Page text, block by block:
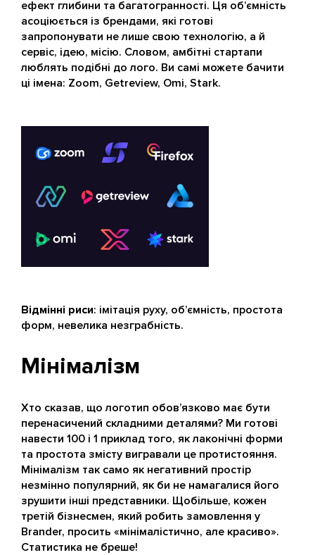
ефект глибини та багатогранності. Ця об’ємність
асоціюється із брендами, які готові
запропонувати не лише свою технологію, а й
сервіс, ідею, місію. Словом, амбітні стартапи
люблять подібні до лого. Ви самі можете бачити
ці імена: Zoom, Getreview, Omi, Stark.
Відмінні риси: імітація руху, об’ємність, простота
форм, невелика незграбність.
Мінімалізм
Хто сказав, що логотип обов’язково має бути
перенасичений складними деталями? Ми готові
навести 100 і 1 приклад того, як лаконічні форми
та простота змісту вигравали це протистояння.
Мінімалізм так само як негативний простір
незмінно популярний, як би не намагалися його
зрушити інші представники. Щобільше, кожен
третій бізнесмен, який робить замовлення у
Brander, просить «мінімалістично, але красиво».
Статистика не бреше!